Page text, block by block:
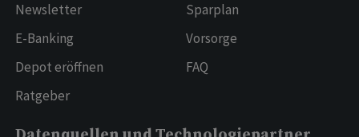
Newsletter
E-Banking
Depot eröffnen
Ratgeber
Sparplan
Vorsorge
FAQ